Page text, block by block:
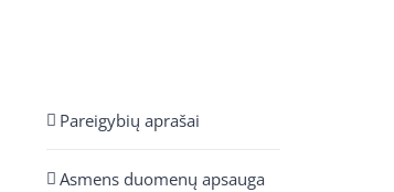
Pareigybių aprašai
Asmens duomenų apsauga